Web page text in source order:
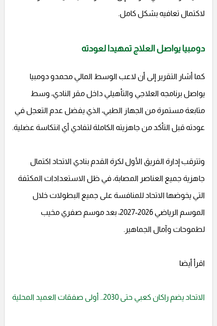
لاكتمال تعافيه بشكل كامل.
دومبيا يواصل العلاج تمهيدا لعودته
كما أشار التقرير إلى أن لاعب الوسط المالي محمدو دومبيا
يواصل برنامجه العلاجي والتأهيلي داخل مقر النادي، وسط
متابعة مستمرة من الجهاز الطبي، الذي يفضل عدم التعجل في
عودته قبل التأكد من جاهزيته الكاملة لتفادي أي انتكاسة عضلية.
وتترقب إدارة الفريق الأول لكرة القدم بنادي الاتحاد اكتمال
جاهزية جميع العناصر المصابة، في ظل الاستعدادات المكثفة
التي يخوضها الاتحاد للمنافسة على جميع البطولات خلال
الموسم الرياضي 2026-2027، بعد موسم صفري مخيب
لطموحات وآمال الجماهير.
اقرأ أيضا
الاتحاد يضم راكان كعبي حتى 2030.. أولى صفقات العميد المحلية